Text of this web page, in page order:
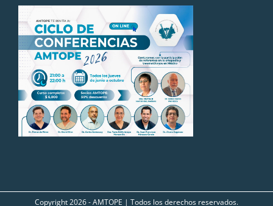
Copyright2026 - AMTOPE | Todos los derechos reservados.